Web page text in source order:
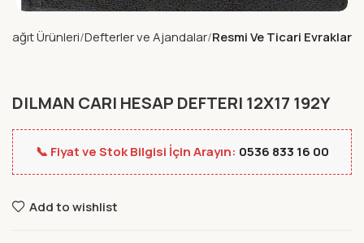
Kağıt Ürünleri Defterler ve Ajandalar Resmi Ve Ticari Evraklar
DILMAN CARI HESAP DEFTERI 12X17 192Y
📞 Fiyat ve Stok Bilgisi İçin Arayın: 0536 833 16 00
Add to wishlist